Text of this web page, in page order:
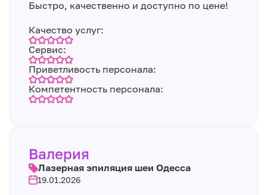
Быстро, качественно и доступно по цене!
Качество услуг:
Сервис:
Приветливость персонала:
Компетентность персонала:
Валерия
Лазерная эпиляция шеи Одесса
19.01.2026